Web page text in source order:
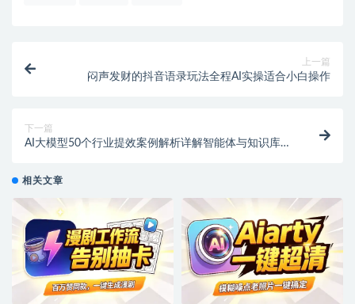
上一篇
闷声发财的抖音语录玩法全程AI实操适合小白操作
下一篇
AI大模型50个行业提效案例解析详解智能体与知识库搭
相关文章